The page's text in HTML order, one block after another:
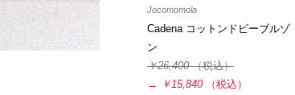
Jocomomola
Cadena コットンドビーブルゾ
ン
￥26,400（税込）
→
￥15,840
（税込）